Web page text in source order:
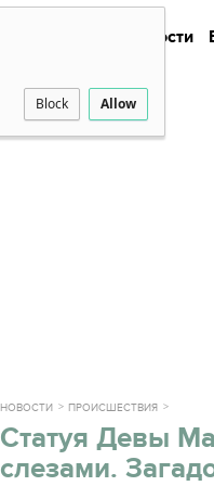
Block Allow
Новости
НОВОСТИ ПРОИСШЕСТВИЯ
Статуя Девы
слезами.